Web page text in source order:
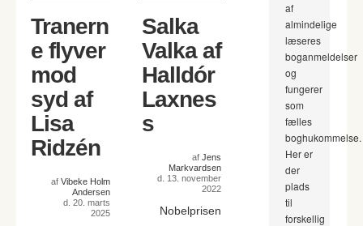
Tranern
e flyver
mod
syd af
Lisa
Ridzén
af Vibeke Holm
Andersen
d. 20. marts
2025
Salka
Valka af
Halldór
Laxnes
s
af Jens
Markvardsen
d. 13. november
2022
Nobelprisen
af
almindelige
læseres
boganmeldelser
og
fungerer
som
fælles
boghukommelse.
Her er
der
plads
til
forskellig